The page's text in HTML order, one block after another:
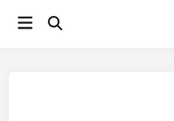
Open